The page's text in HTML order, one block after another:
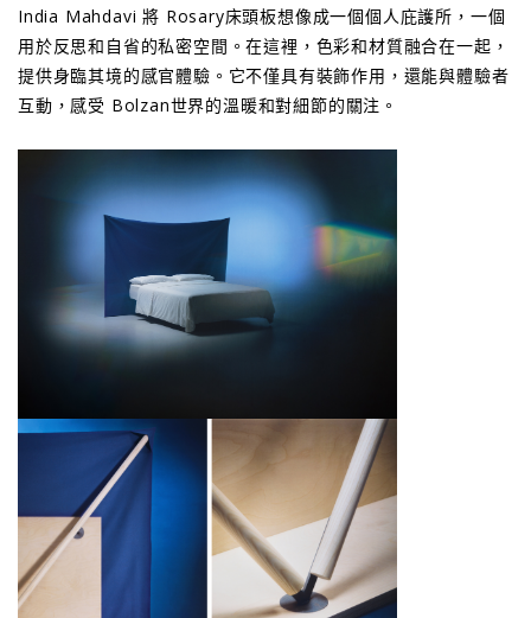
India Mahdavi 將 Rosary床頭板想像成一個個人庇護所，一個
用於反思和自省的私密空間。在這裡，色彩和材質融合在一起，
提供身臨其境的感官體驗。它不僅具有裝飾作用，還能與體驗者
互動，感受 Bolzan世界的溫暖和對細節的關注。